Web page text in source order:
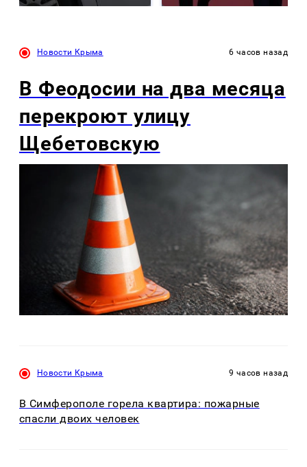
Новости Крыма 6 часов назад
В Феодосии на два месяца
перекроют улицу
Щебетовскую
Новости Крыма 9 часов назад
В Симферополе горела квартира: пожарные
спасли двоих человек